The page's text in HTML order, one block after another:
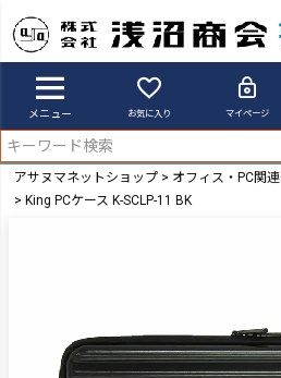
メニュー お気に入り マイページ
アサヌマネットショップ オフィス・PC関連
King PCケース K-SCLP-11 BK